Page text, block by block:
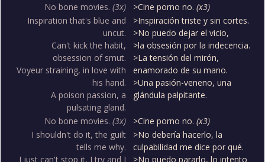
No bone movies. (3x) >Cine porno no. (x3)
Inspiration that's blue and
uncut.
Can't kick the habit,
obsession of smut.
Voyeur straining, in love with
his hand.
A poison passion, a
pulsating gland.
>Inspiración triste y sin cortes.
>No puedo dejar el vicio,
>la obsesión por la indecencia.
>La tensión del mirón,
enamorado de su mano.
>Una pasión-veneno, una
glándula palpitante.
No bone movies. (3x) >Cine porno no. (x3)
I shouldn't do it, the guilt
tells me why.
I just can't stop it, I try and I
>No debería hacerlo, la
culpabilidad me dice por qué.
>No puedo pararlo, lo intento